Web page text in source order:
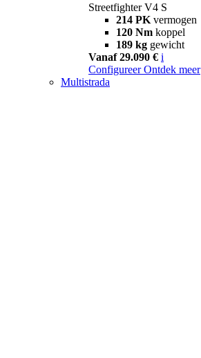
Streetfighter V4 S
214 PK vermogen
120 Nm koppel
189 kg gewicht
Vanaf 29.090 € i
Configureer Ontdek meer
Multistrada